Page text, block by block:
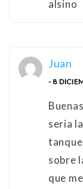
alsino
Juan
- 8
seria
sobre
que